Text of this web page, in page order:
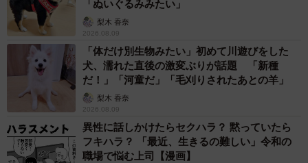
「ぬいぐるみみたい」
梨木 香奈
2026.08.09
「体だけ別生物みたい」初めて川遊びをした
犬、濡れた直後の激変ぶりが話題 「新種
だ！」「河童だ」「毛刈りされたあとの羊」
梨木 香奈
2026.08.09
異性に話しかけたらセクハラ？ 黙っていたら
フキハラ？ 「最近、生きるの難しい」令和の
職場で悩む上司【漫画】